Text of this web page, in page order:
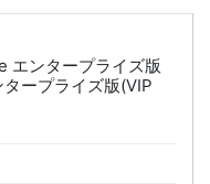
エンタープライズ版
ープライズ版(VIP